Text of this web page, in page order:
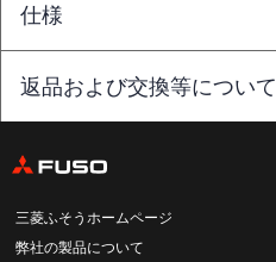
仕様
返品および交換等について
三菱ふそうホームページ
弊社の製品について